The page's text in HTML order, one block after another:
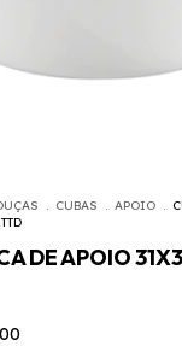
. CUBAS . APOIO .
DE APOIO